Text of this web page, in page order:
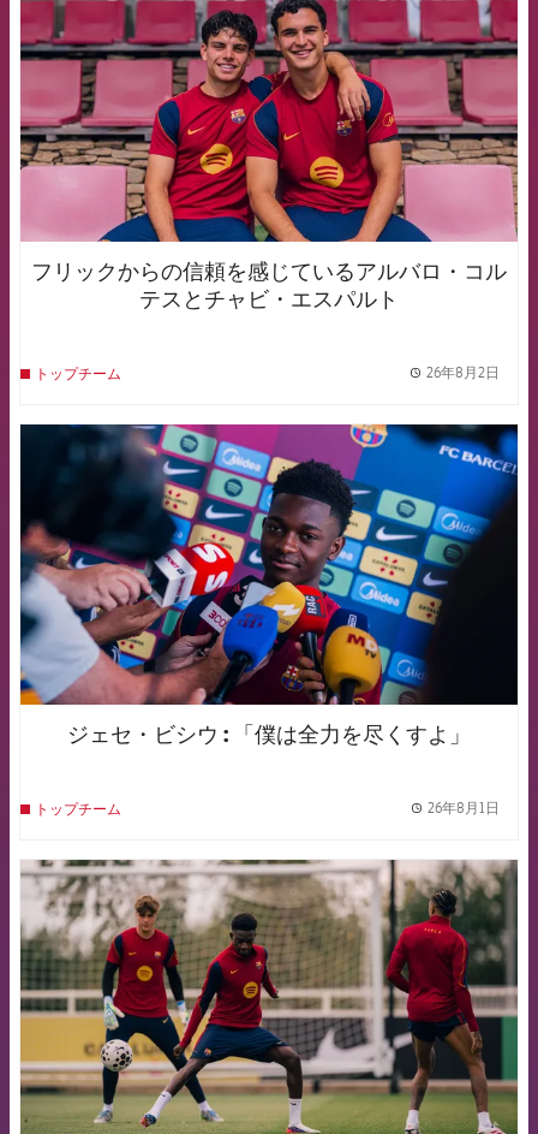
フリックからの信頼を感じているアルバロ・コル
テスとチャビ・エスパルト
トップチーム 26年8月2日
FCB Barcelona badge
ジェセ・ビシウ : 「僕は全力を尽くすよ」
トップチーム 26年8月1日
FCB Barcelona badge